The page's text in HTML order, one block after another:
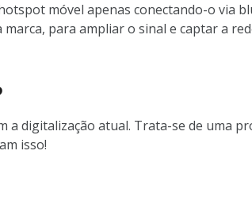
móvel apenas conectando-o via
para ampliar o sinal e captar a
a digitalização atual. Trata-se de uma
isso!